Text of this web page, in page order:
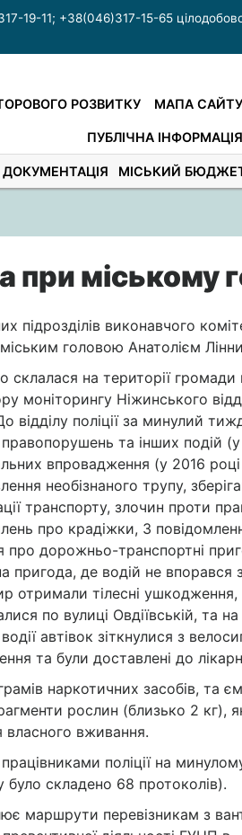
19-11; +38(046)317-15-65
РОЗВИТКУ МАПА САЙТУ
ПУБЛІЧНА ІНФОРМАЦІЯ
ДОКУМЕНТАЦІЯ МІСЬКИЙ
міському
підрозділів виконавчого
міським головою Анатолієм
склалася на території громади
Ніжинського
поліції за минулий
та інших подій
впровадження (у 2016
необізнаного трупу,
транспорту, злочин проти
про крадіжки, 3
про дорожньо-транспортні
де водій не впорався
отримали тілесні ушкодження,
по вулиці Овдіївській, та на
автівок зіткнулися з
та були доставлені до
наркотичних засобів, та
рослин (близько 2 кг),
власного вживання.
поліції на
було складено 68 протоколів).
маршрути перевізникам з